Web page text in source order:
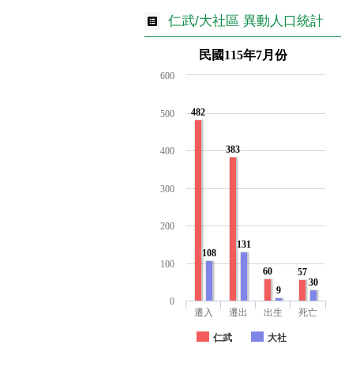
仁武/大社區 異動人口統計
民國115年7月份
482
383
60 57
108
131
9
30
仁武 大社
遷入 遷出 出生 死亡
0
100
200
300
400
500
600